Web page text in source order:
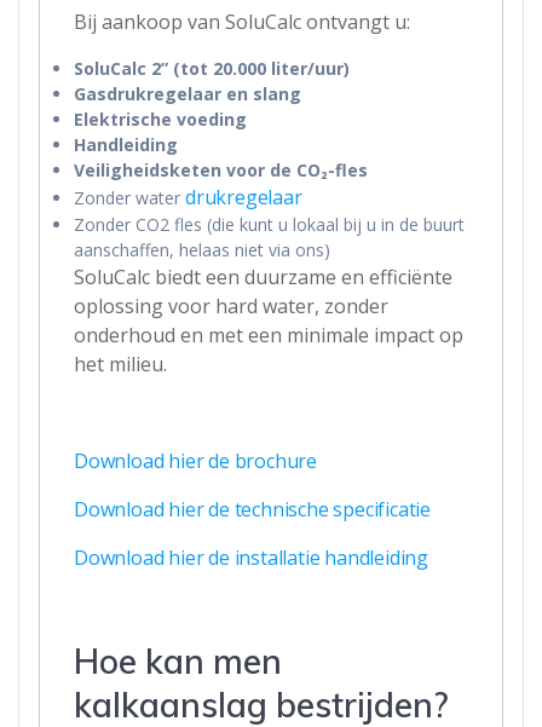
Bij aankoop van SoluCalc ontvangt u:
SoluCalc 2” (tot 20.000 liter/uur)
Gasdrukregelaar en slang
Elektrische voeding
Handleiding
Veiligheidsketen voor de CO₂-fles
Zonder water drukregelaar
Zonder CO2 fles (die kunt u lokaal bij u in de buurt
aanschaffen, helaas niet via ons)
SoluCalc biedt een duurzame en efficiënte
oplossing voor hard water, zonder
onderhoud en met een minimale impact op
het milieu.
Download hier de brochure
Download hier de technische specificatie
Download hier de installatie handleiding
Hoe kan men
kalkaanslag bestrijden?